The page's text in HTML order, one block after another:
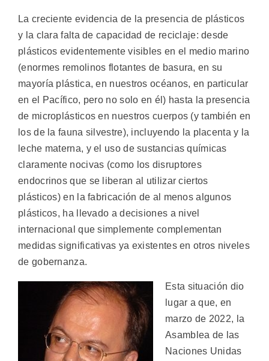
La creciente evidencia de la presencia de plásticos
y la clara falta de capacidad de reciclaje: desde
plásticos evidentemente visibles en el medio marino
(enormes remolinos flotantes de basura, en su
mayoría plástica, en nuestros océanos, en particular
en el Pacífico, pero no solo en él) hasta la presencia
de microplásticos en nuestros cuerpos (y también en
los de la fauna silvestre), incluyendo la placenta y la
leche materna, y el uso de sustancias químicas
claramente nocivas (como los disruptores
endocrinos que se liberan al utilizar ciertos
plásticos) en la fabricación de al menos algunos
plásticos, ha llevado a decisiones a nivel
internacional que simplemente complementan
medidas significativas ya existentes en otros niveles
de gobernanza.
Esta situación dio
lugar a que, en
marzo de 2022, la
Asamblea de las
Naciones Unidas